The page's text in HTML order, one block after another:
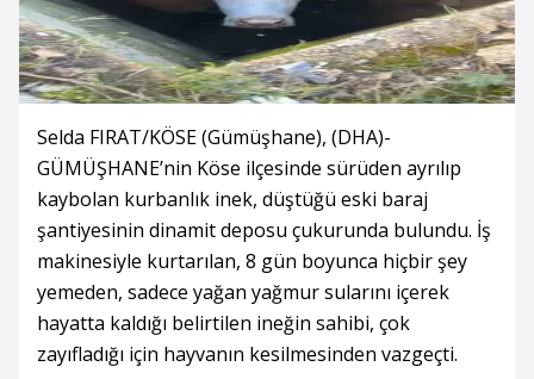
Selda FIRAT/KÖSE (Gümüşhane), (DHA)-
GÜMÜŞHANE’nin Köse ilçesinde sürüden ayrılıp
kaybolan kurbanlık inek, düştüğü eski baraj
şantiyesinin dinamit deposu çukurunda bulundu. İş
makinesiyle kurtarılan, 8 gün boyunca hiçbir şey
yemeden, sadece yağan yağmur sularını içerek
hayatta kaldığı belirtilen ineğin sahibi, çok
zayıfladığı için hayvanın kesilmesinden vazgeçti.